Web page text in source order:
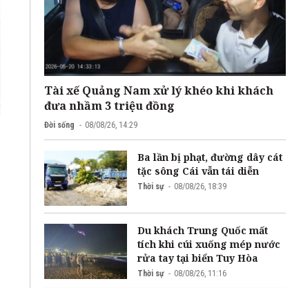
Tài xế Quảng Nam xử lý khéo khi khách
đưa nhầm 3 triệu đồng
Đời sống 08/08/26, 14:29
Ba lần bị phạt, đường dây cát
tặc sông Cái vẫn tái diễn
Thời sự 08/08/26, 18:39
Du khách Trung Quốc mất
tích khi cúi xuống mép nước
rửa tay tại biển Tuy Hòa
Thời sự 08/08/26, 11:16